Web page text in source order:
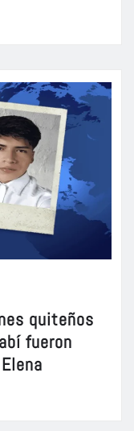
quiteños
fueron